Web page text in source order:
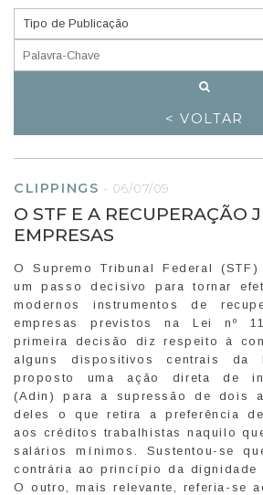
< VOLTAR
CLIPPINGS -06/07/09
O STF E A RECUPERAÇÃO
EMPRESAS
O Supremo Tribunal Federal (STF)
um passo decisivo para tornar
modernos instrumentos de
empresas previstos na Lei nº
primeira decisão diz respeito à
alguns dispositivos centrais da
proposto uma ação direta de
(Adin) para a supressão de dois
deles o que retira a preferência
aos créditos trabalhistas naquilo
salários mínimos. Sustentou-se
contrária ao princípio da dignidade
O outro, mais relevante, referia-se